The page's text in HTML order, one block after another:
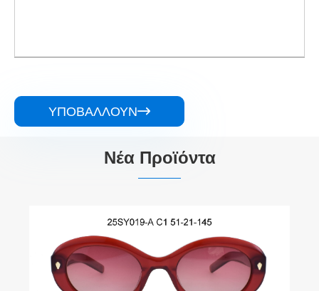
ΥΠΟΒΆΛΛΟΥΝ
Νέα Προϊόντα